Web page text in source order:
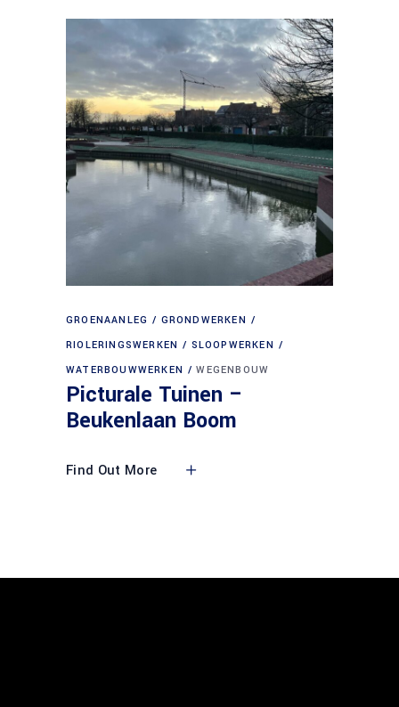
GROENAANLEG
GRONDWERKEN
RIOLERINGSWERKEN
SLOOPWERKEN
WATERBOUWWERKEN
WEGENBOUW
Picturale Tuinen –
Beukenlaan Boom
Find Out More